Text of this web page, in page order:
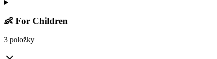
👶 For Children
3 položky